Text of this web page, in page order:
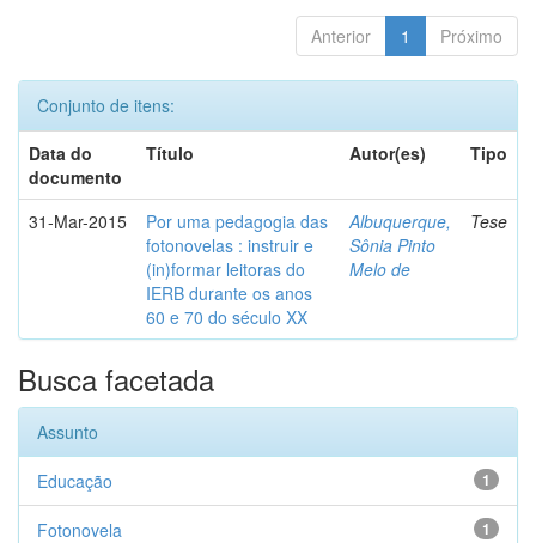
Anterior 1 Próximo
Conjunto de itens:
Data do
documento
Título Autor(es) Tipo
31-Mar-2015
Por uma pedagogia das
fotonovelas : instruir e
(in)formar leitoras do
IERB durante os anos
60 e 70 do século XX
Albuquerque,
Sônia Pinto
Melo de
Tese
Busca facetada
Assunto
1
Educação
1
Fotonovela